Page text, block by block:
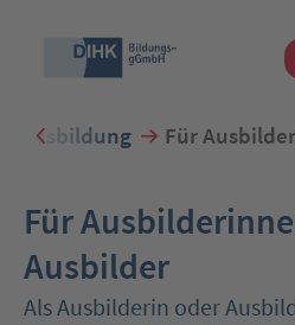
Suchbegriff eingeben
Zum Login
Ausbildung Für
Für
Ausbilder
Als Ausbilderin oder